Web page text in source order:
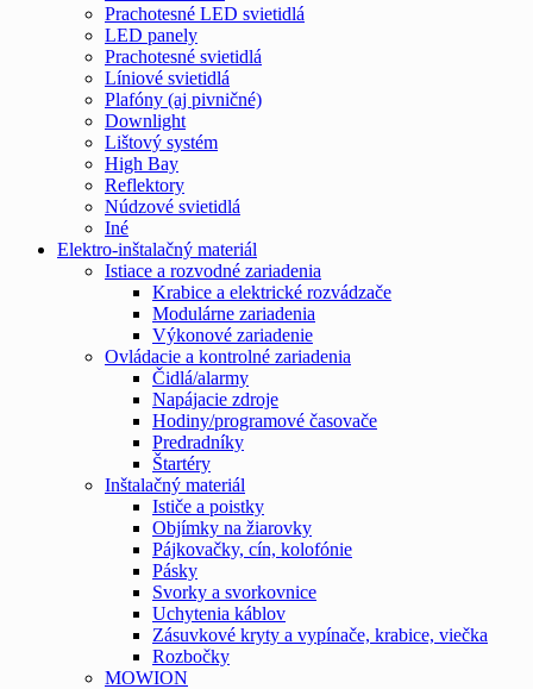
Prachotesné LED svietidlá
LED panely
Prachotesné svietidlá
Líniové svietidlá
Plafóny (aj pivničné)
Downlight
Lištový systém
High Bay
Reflektory
Núdzové svietidlá
Iné
Elektro-inštalačný materiál
Istiace a rozvodné zariadenia
Krabice a elektrické rozvádzače
Modulárne zariadenia
Výkonové zariadenie
Ovládacie a kontrolné zariadenia
Čidlá/alarmy
Napájacie zdroje
Hodiny/programové časovače
Predradníky
Štartéry
Inštalačný materiál
Ističe a poistky
Objímky na žiarovky
Pájkovačky, cín, kolofónie
Pásky
Svorky a svorkovnice
Uchytenia káblov
Zásuvkové kryty a vypínače, krabice, viečka
Rozbočky
MOWION